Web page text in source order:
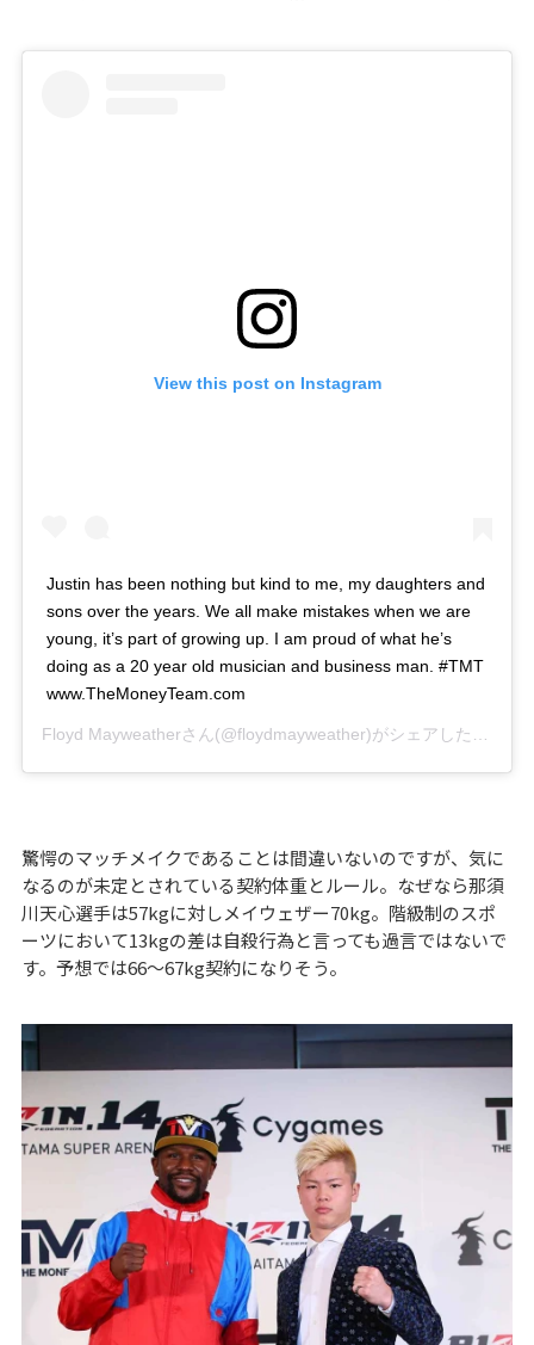
View this post on Instagram
Justin has been nothing but kind to me, my daughters and
sons over the years. We all make mistakes when we are
young, it’s part of growing up. I am proud of what he’s
doing as a 20 year old musician and business man. #TMT
www.TheMoneyTeam.com
Floyd Mayweatherさん(@floydmayweather)がシェアした投稿 -
驚愕のマッチメイクであることは間違いないのですが、気に
なるのが未定とされている契約体重とルール。なぜなら那須
川天心選手は57kgに対しメイウェザー70kg。階級制のスポ
ーツにおいて13kgの差は自殺行為と言っても過言ではないで
す。予想では66～67kg契約になりそう。